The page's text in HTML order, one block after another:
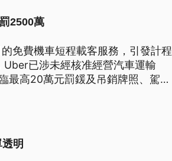
2500萬
免費機車短程載客服務，引發計程
已涉未經核准經營汽車運輸
最高20萬元罰鍰及吊銷牌照、駕照
明